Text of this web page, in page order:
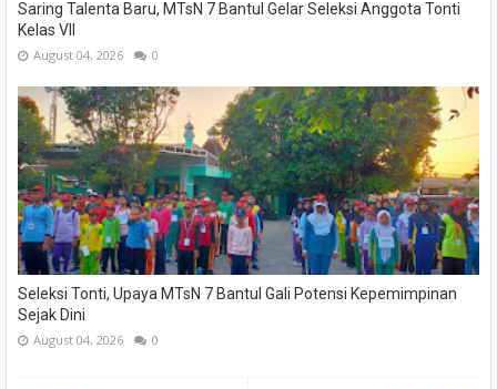
Saring Talenta Baru, MTsN 7 Bantul Gelar Seleksi Anggota Tonti
Kelas VII
August 04, 2026 0
Seleksi Tonti, Upaya MTsN 7 Bantul Gali Potensi Kepemimpinan
Sejak Dini
August 04, 2026 0